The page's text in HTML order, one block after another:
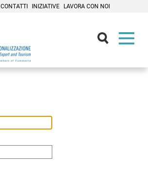
CONTATTI INIZIATIVE LAVORA CON NOI